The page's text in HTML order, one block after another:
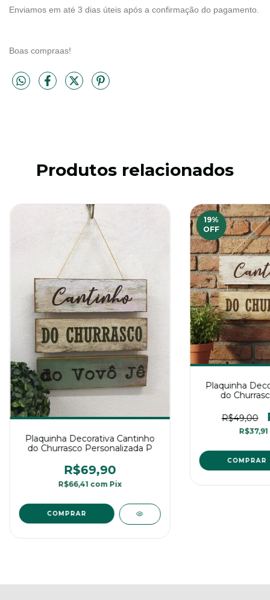
Enviamos em até 3 dias úteis após a confirmação do pagamento.
Boas compraas!
Produtos relacionados
Plaquinha Decorativa Cantinho
do Churrasco Personalizada P
R$69,90
R$66,41 com Pix
19%
OFF
Plaquinha
do
R$49,00
R$37,91